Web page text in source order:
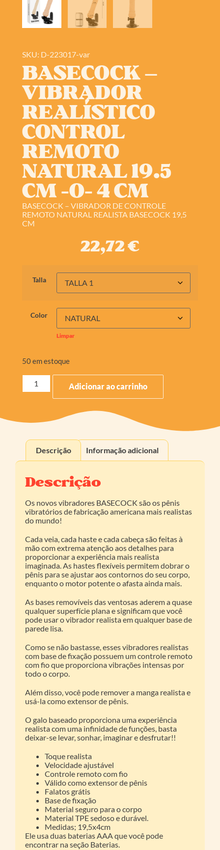
SKU: D-223017-var
BASECOCK –
VIBRADOR
REALÍSTICO
CONTROL
REMOTO
NATURAL 19.5
CM -O- 4 CM
BASECOCK – VIBRADOR DE CONTROLE
REMOTO NATURAL REALISTA BASECOCK 19,5
CM
22,72€
Talla
Color
Limpar
50 em estoque
Adicionar ao carrinho
Descrição Informação adicional
Descrição
Os novos vibradores BASECOCK são os pênis
vibratórios de fabricação americana mais realistas
do mundo!
Cada veia, cada haste e cada cabeça são feitas à
mão com extrema atenção aos detalhes para
proporcionar a experiência mais realista
imaginada. As hastes flexíveis permitem dobrar o
pênis para se ajustar aos contornos do seu corpo,
enquanto o motor potente o afasta ainda mais.
As bases removíveis das ventosas aderem a quase
qualquer superfície plana e significam que você
pode usar o vibrador realista em qualquer base de
parede lisa.
Como se não bastasse, esses vibradores realistas
com base de fixação possuem um controle remoto
com fio que proporciona vibrações intensas por
todo o corpo.
Além disso, você pode remover a manga realista e
usá-la como extensor de pênis.
O galo baseado proporciona uma experiência
realista com uma infinidade de funções, basta
deixar-se levar, sonhar, imaginar e desfrutar!!
Toque realista
Velocidade ajustável
Controle remoto com fio
Válido como extensor de pênis
Falatos grátis
Base de fixação
Material seguro para o corpo
Material TPE sedoso e durável.
Medidas; 19,5x4cm
Ele usa duas baterias AAA que você pode
encontrar na seção Baterias.